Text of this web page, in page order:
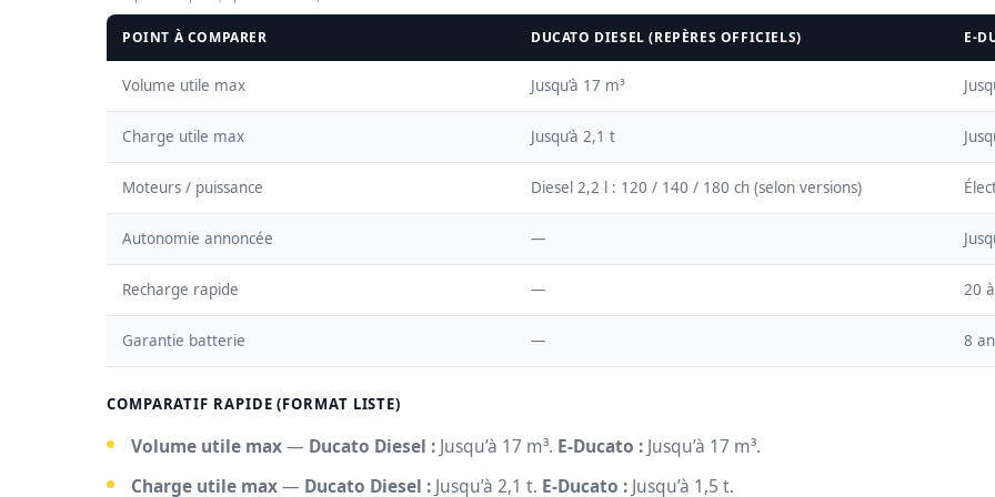
POINT À COMPARER DUCATO DIESEL (REPÈRES OFFICIELS)
Volume utile max Jusqu’à 17 m³
Charge utile max Jusqu’à 2,1 t
Moteurs / puissance Diesel 2,2 l : 120 / 140 / 180 ch (selon versions)
Autonomie annoncée —
Recharge rapide — 20
Garantie batterie — 8
COMPARATIF RAPIDE (FORMAT LISTE)
Volume utile max— Ducato Diesel : Jusqu’à 17 m³. E‑Ducato : Jusqu’à 17 m³.
Charge utile max— Ducato Diesel : Jusqu’à 2,1 t. E‑Ducato : Jusqu’à 1,5 t.